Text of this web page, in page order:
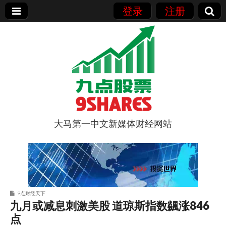
登录 注册
9点股票
大马第一中文新媒体财经网站
9点财经天下
九月或减息刺激美股 道琼斯指数飊涨846
点